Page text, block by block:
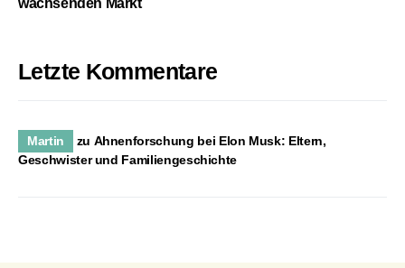
wachsenden Markt
Letzte Kommentare
Martin zu Ahnenforschung bei Elon Musk: Eltern,
Geschwister und Familiengeschichte